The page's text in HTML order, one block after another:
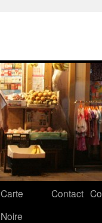
Carte
Noire
Contact